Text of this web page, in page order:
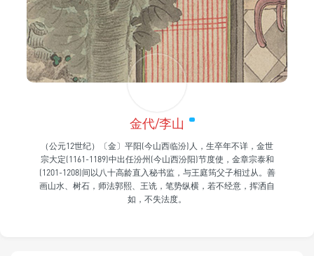
金代/李山
（公元12世纪）〔金〕平阳(今山西临汾)人，生卒年不详，金世
宗大定(1161-1189)中出任汾州(今山西汾阳)节度使，金章宗泰和
(1201-1208)间以八十高龄直入秘书监，与王庭筠父子相过从。善
画山水、树石，师法郭熙、王诜，笔势纵横，若不经意，挥洒自
如，不失法度。